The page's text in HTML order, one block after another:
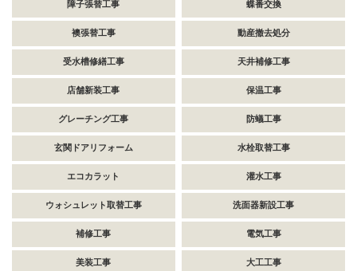
障子張替工事 蝶番交換
襖張替工事 動産撤去処分
受水槽修繕工事 天井補修工事
店舗新装工事 保温工事
グレーチング工事 防蟻工事
玄関ドアリフォーム 水栓取替工事
エコカラット 灌水工事
ウォシュレット取替工事 洗面器新設工事
補修工事 電気工事
美装工事 大工工事